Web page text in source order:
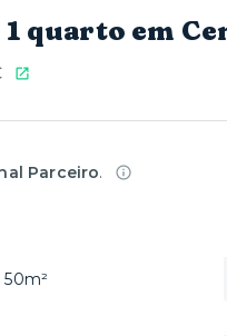
quarto em
Parceiro.
50m²